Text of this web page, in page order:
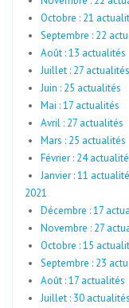
Octobre : 21
Septembre : 22
Août : 13 actualités
Juillet : 27 actualités
Juin : 25 actualités
Mai : 17 actualités
Avril : 27 actualités
Mars : 25 actualités
Février : 24
Janvier : 11
2021
Décembre : 17
Novembre : 27
Octobre : 15
Septembre : 23
Août : 17 actualités
Juillet : 30 actualités